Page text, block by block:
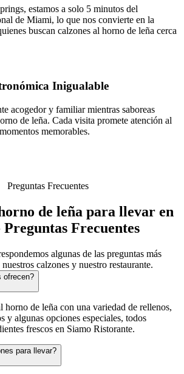
estamos a solo 5 minutos del
de Miami, lo que nos convierte en la
buscan calzones al horno de leña cerca
Inigualable
acogedor y familiar mientras saboreas
de leña. Cada visita promete atención al
memorables.
Preguntas Frecuentes
de leña para llevar en
Frecuentes
algunas de las preguntas más
calzones y nuestro restaurante.
ofrecen?
horno de leña con una variedad de rellenos,
y algunas opciones especiales, todos
frescos en Siamo Ristorante.
para llevar?